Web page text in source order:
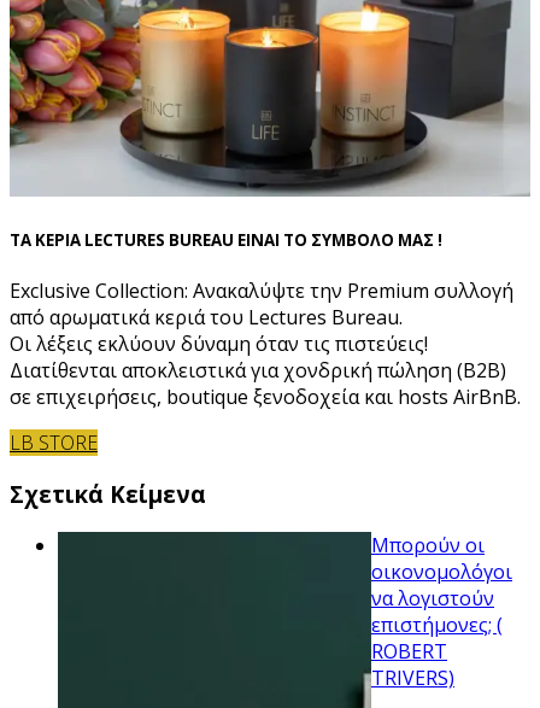
ΤΑ ΚΕΡΙΑ LECTURES BUREAU ΕΙΝΑΙ ΤΟ ΣΥΜΒΟΛΟ ΜΑΣ !
Exclusive Collection: Ανακαλύψτε την Premium συλλογή
από αρωματικά κεριά του Lectures Bureau.
Οι λέξεις εκλύουν δύναμη όταν τις πιστεύεις!
Διατίθενται αποκλειστικά για χονδρική πώληση (B2B)
σε επιχειρήσεις, boutique ξενοδοχεία και hosts AirBnB.
LB STORE
Σχετικά Κείμενα
Μπορούν οι
οικονομολόγοι
να λογιστούν
επιστήμονες; (
ROBERT
TRIVERS)